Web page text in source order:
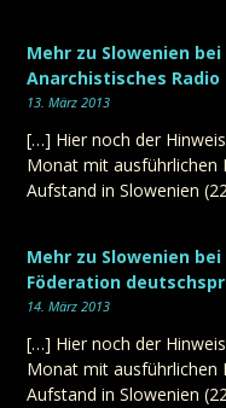
Mehr zu Slowenien
Anarchistisches Radio
13. März 2013
[…] Hier noch der
Monat mit ausführlichen
Aufstand in Slowenien
Mehr zu Slowenien
Föderation
14. März 2013
[…] Hier noch der
Monat mit ausführlichen
Aufstand in Slowenien